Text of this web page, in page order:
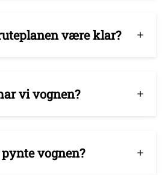
være klar?
vi vognen?
vognen?